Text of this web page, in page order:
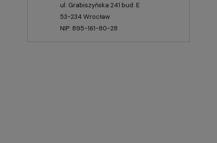
ul. Grabiszyńska 241 bud. E
53-234 Wrocław
NIP: 895-161-80-28